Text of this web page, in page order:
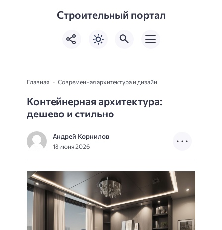
Строительный портал
Главная Современная архитектура и дизайн
Контейнерная архитектура:
дешево и стильно
Андрей Корнилов
18 июня 2026